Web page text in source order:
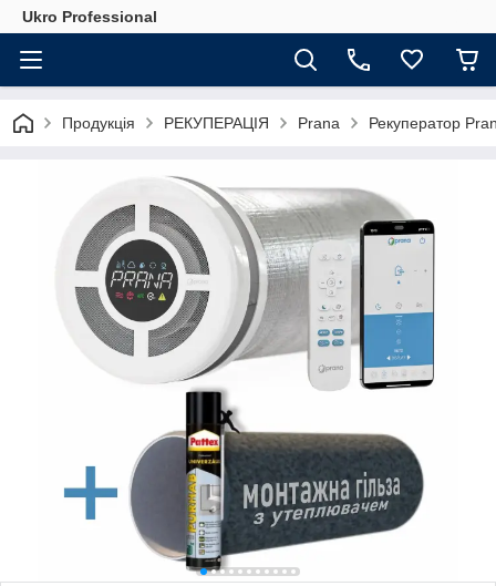
Ukro Professional
Продукція РЕКУПЕРАЦІЯ Prana Рекуператор